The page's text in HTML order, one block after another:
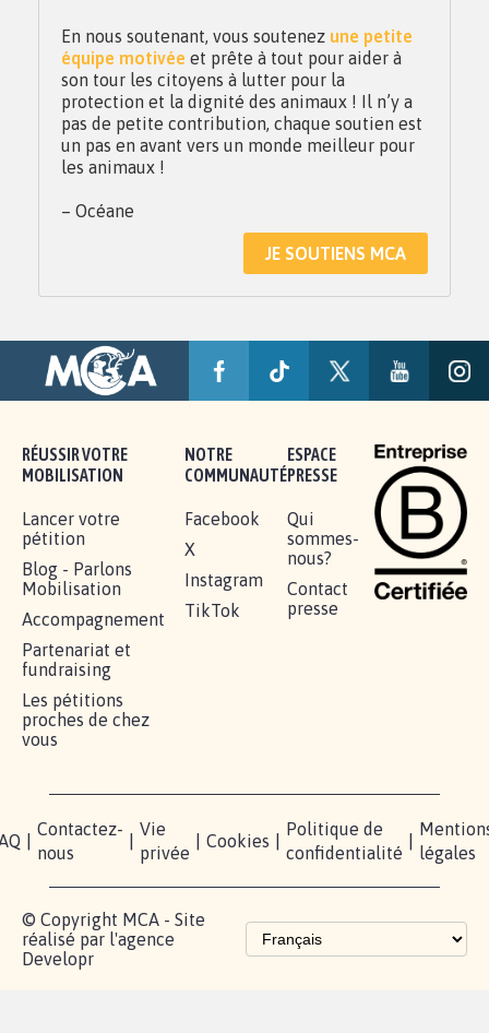
En nous soutenant, vous soutenez une petite
équipe motivée et prête à tout pour aider à
son tour les citoyens à lutter pour la
protection et la dignité des animaux ! Il n’y a
pas de petite contribution, chaque soutien est
un pas en avant vers un monde meilleur pour
les animaux !
– Océane
JE SOUTIENS MCA
RÉUSSIR VOTRE
MOBILISATION
Lancer votre
pétition
Blog - Parlons
Mobilisation
Accompagnement
Partenariat et
fundraising
Les pétitions
proches de chez
vous
NOTRE
COMMUNAUTÉ
Facebook
X
Instagram
TikTok
ESPACE
PRESSE
Qui
sommes-
nous?
Contact
presse
Contactez-
nous
Vie
privée
Cookies
Politique de
confidentialité
légales
© Copyright MCA - Site
réalisé par l'agence
Developr